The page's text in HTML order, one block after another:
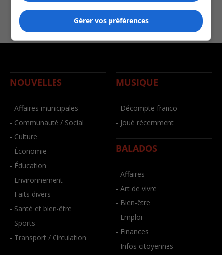
NOUVELLES
- Affaires municipales
- Communauté / Social
- Culture
- Économie
- Éducation
- Environnement
- Faits divers
- Santé et bien-être
- Sports
- Transport / Circulation
MUSIQUE
- Décompte franco
- Joué récemment
BALADOS
- Affaires
- Art de vivre
- Bien-être
- Emploi
- Finances
- Infos citoyennes
Gérer vos préférences